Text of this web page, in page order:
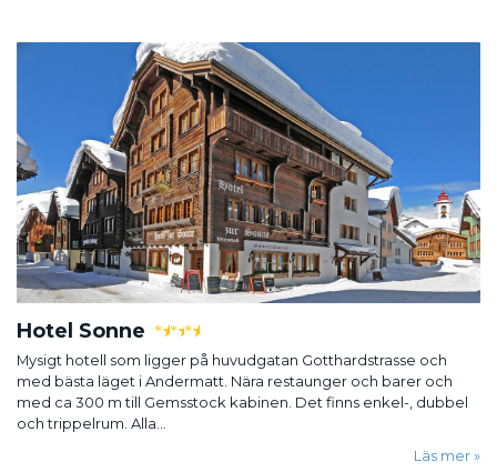
Hotel Sonne ★★★
Mysigt hotell som ligger på huvudgatan Gotthardstrasse och
med bästa läget i Andermatt. Nära restaunger och barer och
med ca 300 m till Gemsstock kabinen. Det finns enkel-, dubbel
och trippelrum. Alla...
Läs mer